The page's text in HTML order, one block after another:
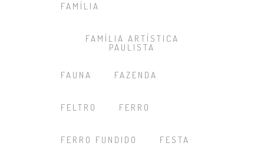
FAMÍLIA
FAMÍLIA ARTÍSTICA
PAULISTA
FAUNA FAZENDA
FELTRO FERRO
FERRO FUNDIDO FESTA